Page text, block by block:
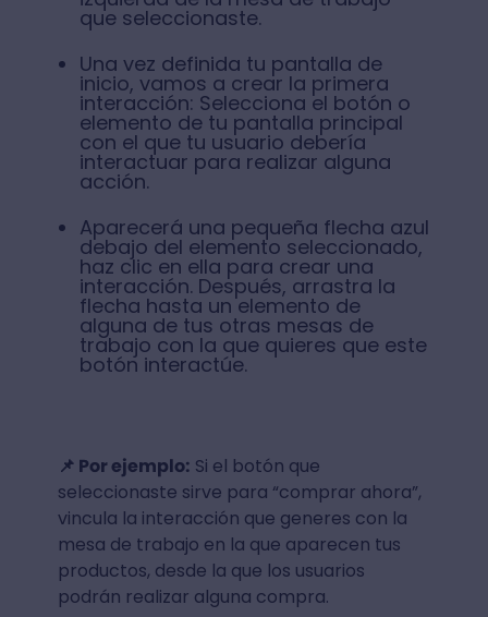
que seleccionaste.
Una vez definida tu pantalla de
inicio, vamos a crear la primera
interacción: Selecciona el botón o
elemento de tu pantalla principal
con el que tu usuario debería
interactuar para realizar alguna
acción.
Aparecerá una pequeña flecha azul
debajo del elemento seleccionado,
haz clic en ella para crear una
interacción. Después, arrastra la
flecha hasta un elemento de
alguna de tus otras mesas de
trabajo con la que quieres que este
botón interactúe.
📌 Por ejemplo: Si el botón que
seleccionaste sirve para “comprar ahora”,
vincula la interacción que generes con la
mesa de trabajo en la que aparecen tus
productos, desde la que los usuarios
podrán realizar alguna compra.